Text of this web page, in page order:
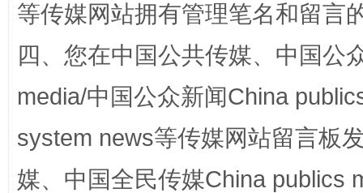
漫山遍野的桃花与雪山、麦地、白藏房 除
等传媒网站拥有管理笔名和留言
四、您在中国公共传媒、中国公
media/中国公众新闻China
system news等传媒网站留言板
媒、中国全民传媒China publics